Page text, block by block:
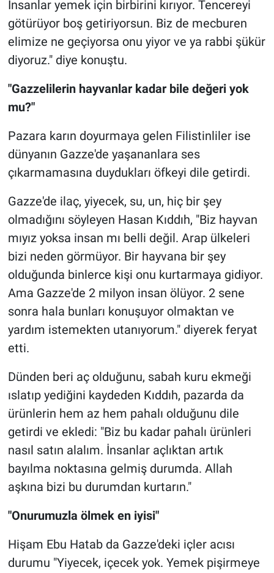
İnsanlar yemek için birbirini kırıyor. Tencereyi
götürüyor boş getiriyorsun. Biz de mecburen
elimize ne geçiyorsa onu yiyor ve ya rabbi şükür
diyoruz." diye konuştu.
"Gazzelilerin hayvanlar kadar bile değeri yok
mu?"
Pazara karın doyurmaya gelen Filistinliler ise
dünyanın Gazze'de yaşananlara ses
çıkarmamasına duydukları öfkeyi dile getirdi.
Gazze'de ilaç, yiyecek, su, un, hiç bir şey
olmadığını söyleyen Hasan Kıddıh, "Biz hayvan
mıyız yoksa insan mı belli değil. Arap ülkeleri
bizi neden görmüyor. Bir hayvana bir şey
olduğunda binlerce kişi onu kurtarmaya gidiyor.
Ama Gazze'de 2 milyon insan ölüyor. 2 sene
sonra hala bunları konuşuyor olmaktan ve
yardım istemekten utanıyorum." diyerek feryat
etti.
Dünden beri aç olduğunu, sabah kuru ekmeği
ıslatıp yediğini kaydeden Kıddıh, pazarda da
ürünlerin hem az hem pahalı olduğunu dile
getirdi ve ekledi: "Biz bu kadar pahalı ürünleri
nasıl satın alalım. İnsanlar açlıktan artık
bayılma noktasına gelmiş durumda. Allah
aşkına bizi bu durumdan kurtarın."
"Onurumuzla ölmek en iyisi"
Hişam Ebu Hatab da Gazze'deki içler acısı
durumu "Yiyecek, içecek yok. Yemek pişirmeye